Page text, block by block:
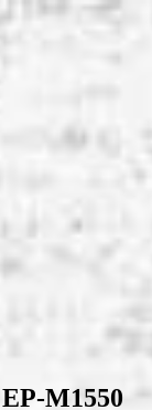
M1550